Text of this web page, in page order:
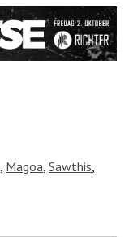
Magoa Sawthis